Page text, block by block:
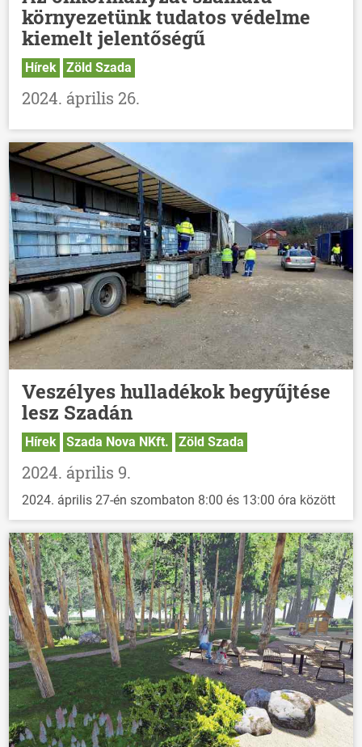
HÍREK
VÁLASZTÁSOK
környezetünk tudatos védelme
kiemelt jelentőségű
Hírek Zöld Szada
2024. április 26.
Veszélyes hulladékok begyűjtése
lesz Szadán
Hírek Szada Nova NKft. Zöld Szada
2024. április 9.
2024. április 27-én szombaton 8:00 és 13:00 óra között